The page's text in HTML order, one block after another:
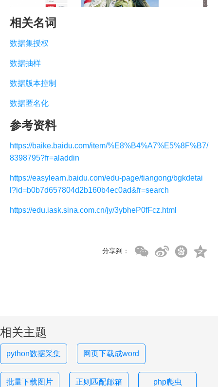
相关名词
数据集授权
数据抽样
数据版本控制
数据匿名化
参考资料
https://baike.baidu.com/item/%E8%B4%A7%E5%8F%B7/
8398795?fr=aladdin
https://easylearn.baidu.com/edu-page/tiangong/bgkdetai
l?id=b0b7d657804d2b160b4ec0ad&fr=search
https://edu.iask.sina.com.cn/jy/3ybheP0fFcz.html
分享到：
相关主题
python数据采集 网页下载成word
批量下载图片 正则匹配邮箱 php爬虫